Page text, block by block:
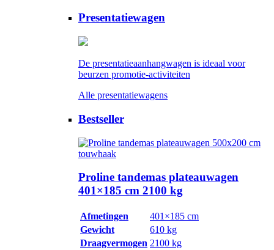
Presentatiewagen
De presentatieaanhangwagen is ideaal voor
beurzen promotie-activiteiten
Alle presentatiewagens
Bestseller
Proline tandemas plateauwagen
401×185 cm 2100 kg
Afmetingen
401×185 cm
Gewicht
610 kg
Draagvermogen 2100 kg